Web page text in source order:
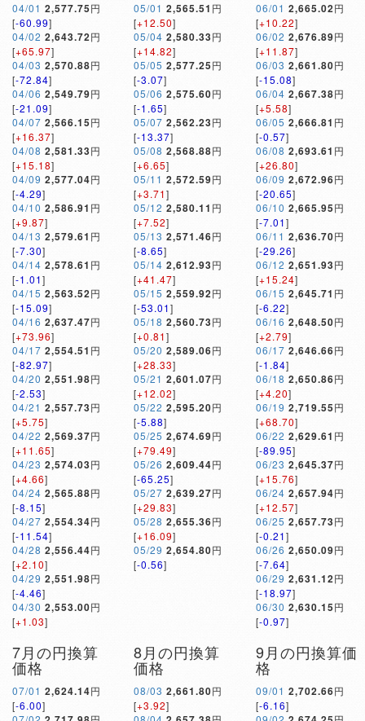
04/01 2,577.75円
[-60.99]
04/02 2,643.72円
[+65.97]
04/03 2,570.88円
[-72.84]
04/06 2,549.79円
[-21.09]
04/07 2,566.15円
[+16.37]
04/08 2,581.33円
[+15.18]
04/09 2,577.04円
[-4.29]
04/10 2,586.91 円
[+9.87]
04/13 2,579.61 円
[-7.30]
04/14 2,578.61 円
[-1.01]
04/15 2,563.52円
[-15.09]
04/16 2,637.47円
[+73.96]
04/17 2,554.51 円
[-82.97]
04/20 2,551.98円
[-2.53]
04/21 2,557.73円
[+5.75]
04/22 2,569.37円
[+11.65]
04/23 2,574.03円
[+4.66]
04/24 2,565.88円
[-8.15]
04/27 2,554.34円
[-11.54]
04/28 2,556.44円
[+2.10]
04/29 2,551.98円
[-4.46]
04/30 2,553.00円
[+1.03]
05/01 2,565.51 円
[+12.50]
05/04 2,580.33円
[+14.82]
05/05 2,577.25円
[-3.07]
05/06 2,575.60円
[-1.65]
05/07 2,562.23円
[-13.37]
05/08 2,568.88円
[+6.65]
05/11 2,572.59円
[+3.71]
05/12 2,580.11 円
[+7.52]
05/13 2,571.46円
[-8.65]
05/14 2,612.93円
[+41.47]
05/15 2,559.92円
[-53.01]
05/18 2,560.73円
[+0.81]
05/20 2,589.06円
[+28.33]
05/21 2,601.07円
[+12.02]
05/22 2,595.20円
[-5.88]
05/25 2,674.69円
[+79.49]
05/26 2,609.44円
[-65.25]
05/27 2,639.27円
[+29.83]
05/28 2,655.36円
[+16.09]
05/29 2,654.80円
[-0.56]
06/01 2,665.02円
[+10.22]
06/02 2,676.89円
[+11.87]
06/03 2,661.80円
[-15.08]
06/04 2,667.38円
[+5.58]
06/05 2,666.81 円
[-0.57]
06/08 2,693.61 円
[+26.80]
06/09 2,672.96円
[-20.65]
06/10 2,665.95円
[-7.01]
06/11 2,636.70円
[-29.26]
06/12 2,651.93円
[+15.24]
06/15 2,645.71 円
[-6.22]
06/16 2,648.50円
[+2.79]
06/17 2,646.66円
[-1.84]
06/18 2,650.86円
[+4.20]
06/19 2,719.55円
[+68.70]
06/22 2,629.61 円
[-89.95]
06/23 2,645.37円
[+15.76]
06/24 2,657.94円
[+12.57]
06/25 2,657.73円
[-0.21]
06/26 2,650.09円
[-7.64]
06/29 2,631.12円
[-18.97]
06/30 2,630.15円
[-0.97]
7月の円換算
価格
07/01 2,624.14円
[-6.00]
8月の円換算
価格
08/03 2,661.80円
[+3.92]
9月の円換算価
格
09/01 2,702.66円
[-6.16]